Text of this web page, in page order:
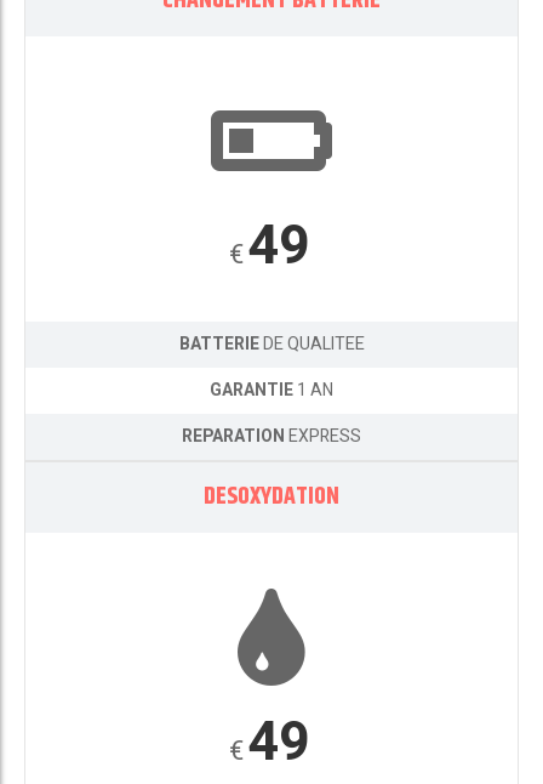
€49
BATTERIEDE QUALITEE
GARANTIE1 AN
REPARATIONEXPRESS
DESOXYDATION
€49